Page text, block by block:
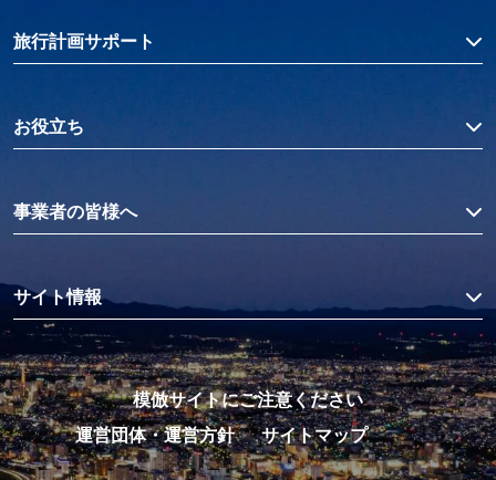
旅行計画サポート
お役立ち
事業者の皆様へ
サイト情報
模倣サイトにご注意ください
運営団体・運営方針
サイトマップ